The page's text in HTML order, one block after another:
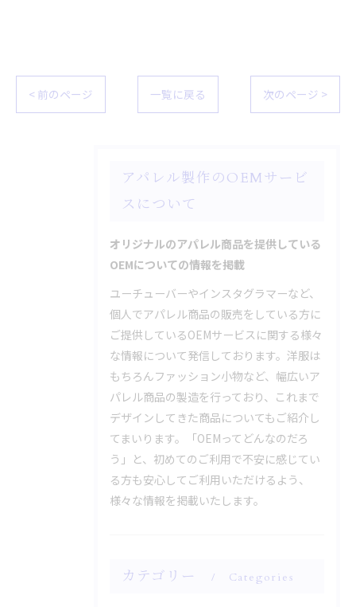
< 前のページ 一覧に戻る 次のページ >
アパレル製作のOEMサービ
スについて
オリジナルのアパレル商品を提供している
OEMについての情報を掲載
ユーチューバーやインスタグラマーなど、
個人でアパレル商品の販売をしている方に
ご提供しているOEMサービスに関する様々
な情報について発信しております。洋服は
もちろんファッション小物など、幅広いア
パレル商品の製造を行っており、これまで
デザインしてきた商品についてもご紹介し
てまいります。「OEMってどんなのだろ
う」と、初めてのご利用で不安に感じてい
る方も安心してご利用いただけるよう、
様々な情報を掲載いたします。
カテゴリー Categories